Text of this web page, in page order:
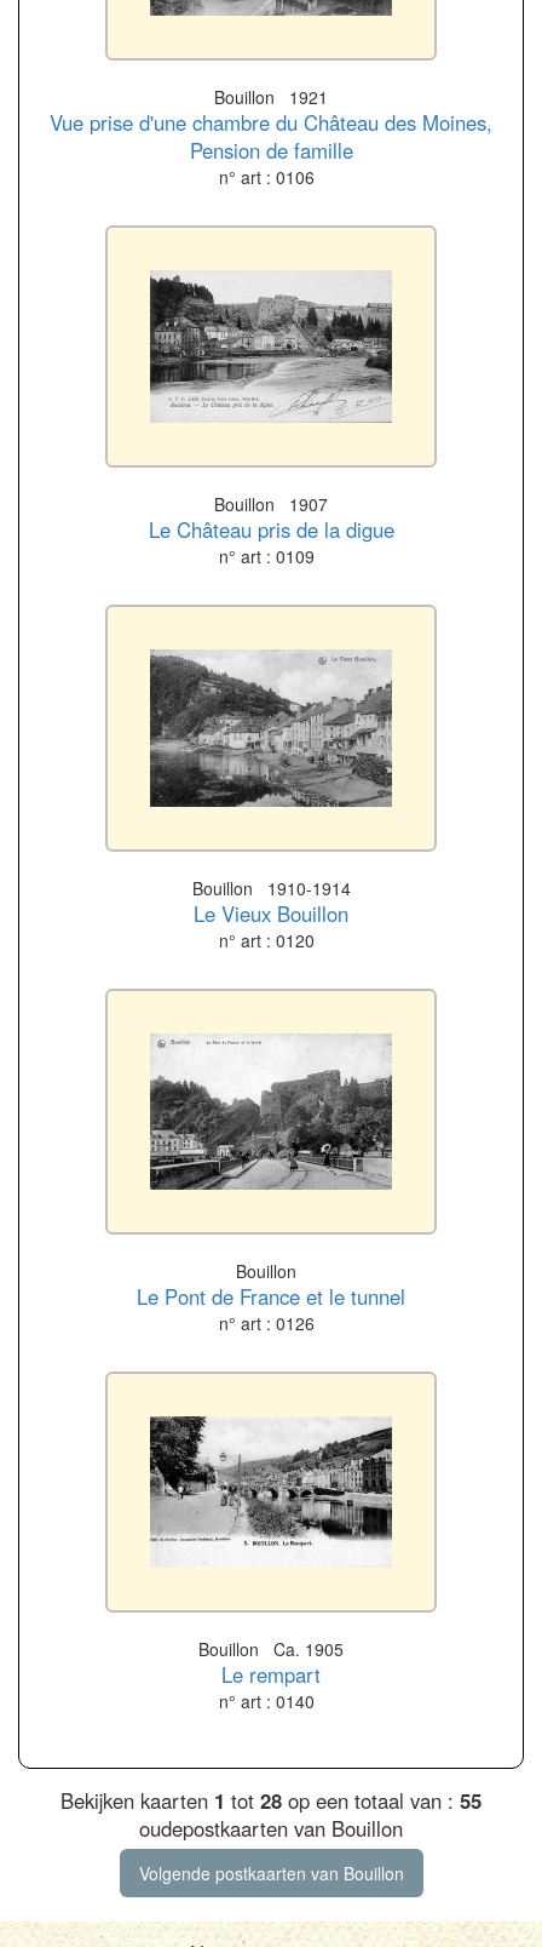
Bouillon 1921
Vue prise d'une chambre du Château des Moines,
Pension de famille
n° art : 0106
Bouillon 1907
Le Château pris de la digue
n° art : 0109
Bouillon 1910-1914
Le Vieux Bouillon
n° art : 0120
Bouillon
Le Pont de France et le tunnel
n° art : 0126
Bouillon Ca. 1905
Le rempart
n° art : 0140
Bekijken kaarten 1 tot 28 op een totaal van : 55
oudepostkaarten van Bouillon
Volgende postkaarten van Bouillon